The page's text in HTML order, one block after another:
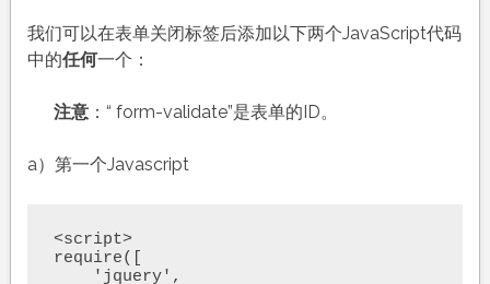
我们可以在表单关闭标签后添加以下两个JavaScript代码
中的任何一个：
注意：“ form-validate”是表单的ID。
a）第一个Javascript
<script>
require([